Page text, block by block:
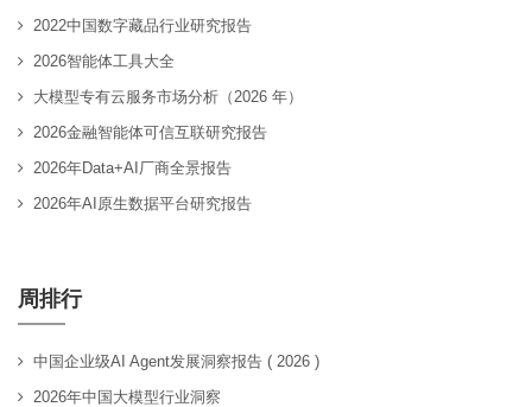
2022中国数字藏品行业研究报告
2026智能体工具大全
大模型专有云服务市场分析（2026 年）
2026金融智能体可信互联研究报告
2026年Data+AI厂商全景报告
2026年AI原生数据平台研究报告
周排行
中国企业级AI Agent发展洞察报告 ( 2026 )
2026年中国大模型行业洞察